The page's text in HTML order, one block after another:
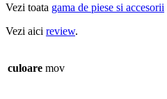
Vezi toata gama de piese si accesorii
Vezi aici review.
culoare mov